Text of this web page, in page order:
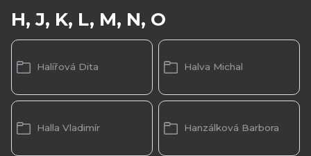
H, J, K, L, M, N, O
Halířová Dita Halva Michal
Halla Vladimír Hanzálková Barbora